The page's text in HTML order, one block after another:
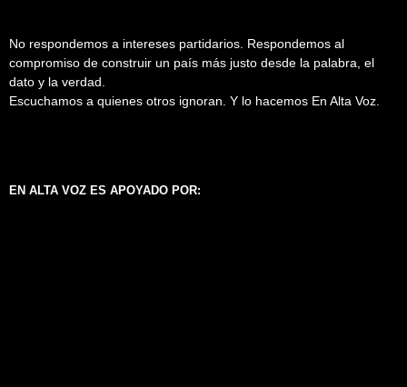
No respondemos a intereses partidarios. Respondemos al
compromiso de construir un país más justo desde la palabra, el
dato y la verdad.
Escuchamos a quienes otros ignoran. Y lo hacemos En Alta Voz.
EN ALTA VOZ ES APOYADO POR: